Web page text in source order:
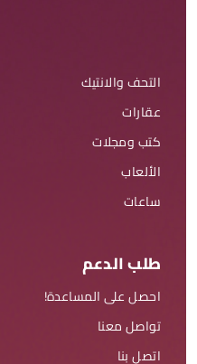
التحف والانتيك
عقارات
كتب ومجلات
الألعاب
ساعات
طلب الدعم
احصل على المساعدة!
تواصل معنا
اتصل بنا